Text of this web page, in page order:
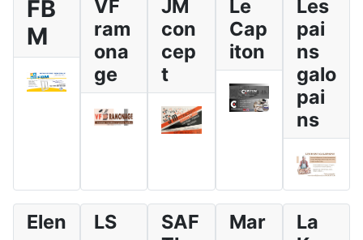
FB
M
VF
ram
ona
ge
JM
con
cep
t
Le
Cap
iton
Les
pai
ns
galo
pai
ns
Elen
LS
SAF
Mar
La